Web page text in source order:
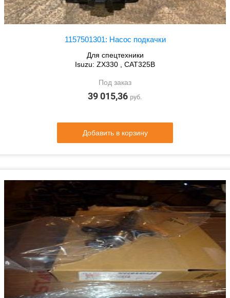
1157501301: Насос подкачки
Для спецтехники
Isuzu: ZX330 , CAT325B
Под заказ
39 015,36 руб.
Добавить в корзину